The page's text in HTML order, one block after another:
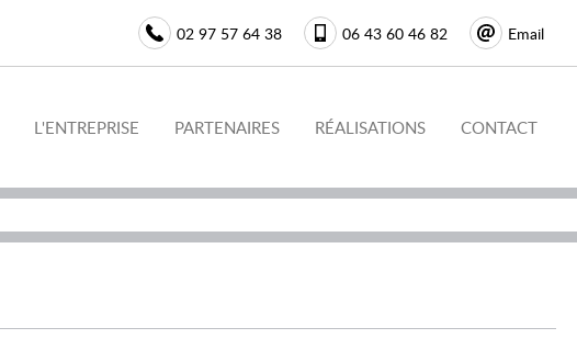
02 97 57 64 38 06 43 60 46 82 Email
L'ENTREPRISE PARTENAIRES RÉALISATIONS
MAISON PASSIVE
BÉTON BANCHÉ
CONTACT